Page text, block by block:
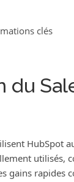
clés
du
HubSpot
utilisés,
gains rapides